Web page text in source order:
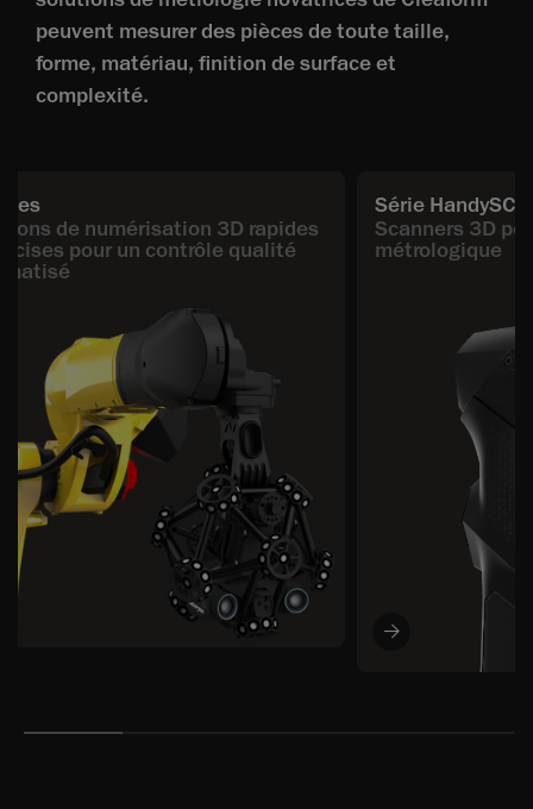
peuvent mesurer des pièces de toute taille,
forme, matériau, finition de surface et
complexité.
de numérisation 3D rapides
pour un contrôle qualité
Série
Scanners 3D
métrologique